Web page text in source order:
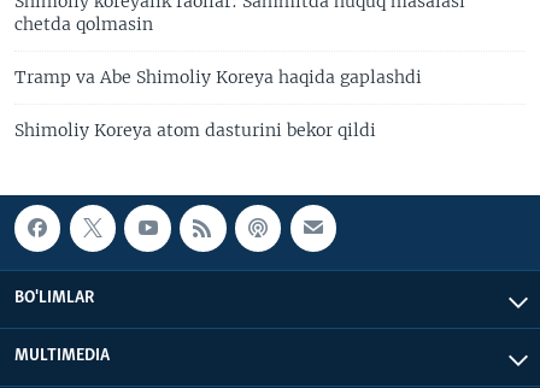
chetda qolmasin
Tramp va Abe Shimoliy Koreya haqida gaplashdi
Shimoliy Koreya atom dasturini bekor qildi
BO'LIMLAR
MULTIMEDIA